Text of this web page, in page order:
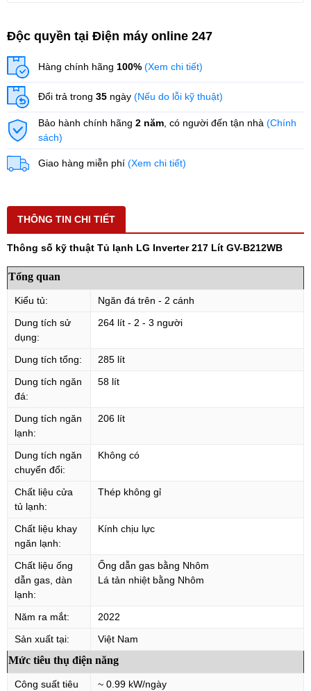
Độc quyền tại Điện máy online 247
Hàng chính hãng 100% (Xem chi tiết)
Đổi trả trong 35 ngày (Nếu do lỗi kỹ thuật)
Bảo hành chính hãng 2 năm , có người đến tận nhà (Chính
sách)
Giao hàng miễn phí (Xem chi tiết)
THÔNG TIN CHI TIẾT
Thông số kỹ thuật Tủ lạnh LG Inverter 217 Lít GV-B212WB
Tổng quan
Kiểu tủ:
Ngăn đá trên - 2 cánh
Dung tích sử
dụng:
264 lít - 2 - 3 người
Dung tích tổng:
285 lít
Dung tích ngăn
đá:
58 lít
Dung tích ngăn
lạnh:
206 lít
Dung tích ngăn
chuyển đổi:
Không có
Chất liệu cửa
tủ lạnh:
Thép không gỉ
Chất liệu khay
ngăn lạnh:
Kính chịu lực
Chất liệu ống
dẫn gas, dàn
lạnh:
Ống dẫn gas bằng Nhôm
Lá tản nhiệt bằng Nhôm
Năm ra mắt:
2022
Sản xuất tại:
Việt Nam
Mức tiêu thụ điện năng
Công suất tiêu ~ 0.99 kW/ngày